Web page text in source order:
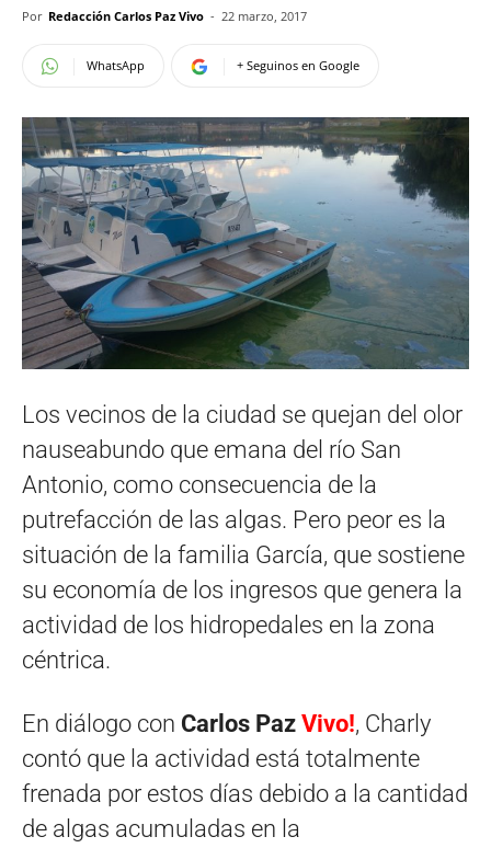
Por Redacción Carlos Paz Vivo - 22 marzo, 2017
WhatsApp + Seguinos en Google
Los vecinos de la ciudad se quejan del olor
nauseabundo que emana del río San
Antonio, como consecuencia de la
putrefacción de las algas. Pero peor es la
situación de la familia García, que sostiene
su economía de los ingresos que genera la
actividad de los hidropedales en la zona
céntrica.
En diálogo con Carlos Paz Vivo!, Charly
contó que la actividad está totalmente
frenada por estos días debido a la cantidad
de algas acumuladas en la